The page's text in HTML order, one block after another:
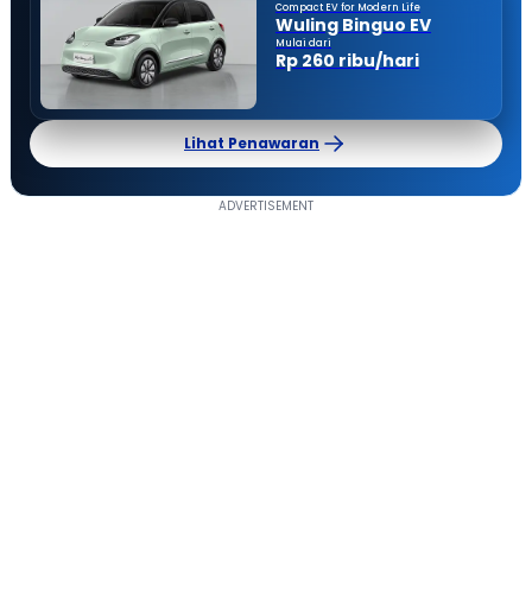
Compact EV for Modern Life
Wuling Binguo EV
Mulai dari
Rp 260 ribu/hari
Lihat Penawaran